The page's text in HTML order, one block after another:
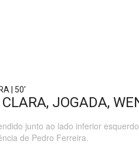
| 50'
JOGADA,
junto ao lado inferior
de Pedro Ferreira.